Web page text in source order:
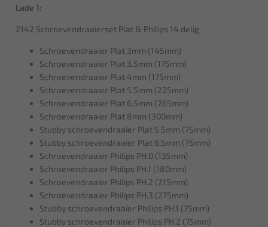
Lade 1:
2142 Schroevendraaierset Plat & Philips 14 delig
Schroevendraaier Plat 3mm (145mm)
Schroevendraaier Plat 3.5mm (175mm)
Schroevendraaier Plat 4mm (175mm)
Schroevendraaier Plat 5.5mm (225mm)
Schroevendraaier Plat 6.5mm (265mm)
Schroevendraaier Plat 8mm (300mm)
Stubby schroevendraaier Plat 5.5mm (75mm)
Stubby schroevendraaier Plat 6.5mm (75mm)
Schroevendraaier Philips PH.0 (135mm)
Schroevendraaier Philips PH.1 (180mm)
Schroevendraaier Philips PH.2 (215mm)
Schroevendraaier Philips PH.3 (275mm)
Stubby schroevendraaier Philips PH.1 (75mm)
Stubby schroevendraaier Philips PH.2 (75mm)